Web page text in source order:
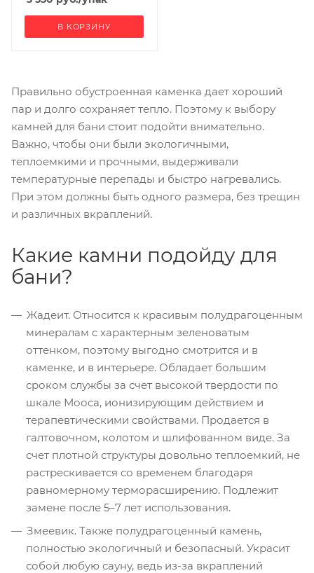
В КОРЗИНУ
Правильно обустроенная каменка дает хороший
пар и долго сохраняет тепло. Поэтому к выбору
камней для бани стоит подойти внимательно.
Важно, чтобы они были экологичными,
теплоемкими и прочными, выдерживали
температурные перепады и быстро нагревались.
При этом должны быть одного размера, без трещин
и различных вкраплений.
Какие камни подойду для
бани?
Жадеит. Относится к красивым полудрагоценным
минералам с характерным зеленоватым
оттенком, поэтому выгодно смотрится и в
каменке, и в интерьере. Обладает большим
сроком службы за счет высокой твердости по
шкале Мооса, ионизирующим действием и
терапевтическими свойствами. Продается в
галтовочном, колотом и шлифованном виде. За
счет плотной структуры довольно теплоемкий, не
растрескивается со временем благодаря
равномерному терморасширению. Подлежит
замене после 5–7 лет использования.
Змеевик. Также полудрагоценный камень,
полностью экологичный и безопасный. Украсит
собой любую сауну, ведь из-за вкраплений